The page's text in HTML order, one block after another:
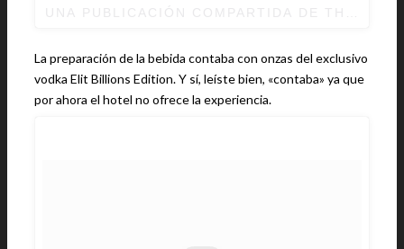
La preparación de la bebida contaba con onzas del exclusivo
vodka Elit Billions Edition. Y sí, leíste bien, «contaba» ya que
por ahora el hotel no ofrece la experiencia.